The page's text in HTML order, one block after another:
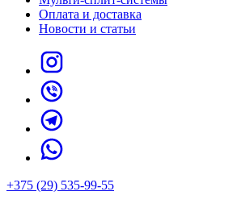
Оплата и доставка
Новости и статьи
+375 (29) 535-99-55